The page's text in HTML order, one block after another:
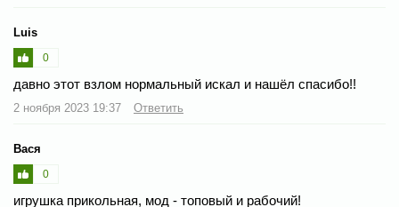
Luis
0
давно этот взлом нормальный искал и нашёл спасибо!!
2 ноября 2023 19:37 Ответить
Вася
0
игрушка прикольная, мод - топовый и рабочий!